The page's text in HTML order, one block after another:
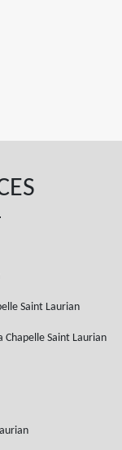
Saint Laurian
Saint Laurian